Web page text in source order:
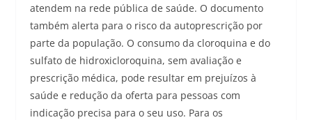
atendem na rede pública de saúde. O documento
também alerta para o risco da autoprescrição por
parte da população. O consumo da cloroquina e do
sulfato de hidroxicloroquina, sem avaliação e
prescrição médica, pode resultar em prejuízos à
saúde e redução da oferta para pessoas com
indicação precisa para o seu uso. Para os